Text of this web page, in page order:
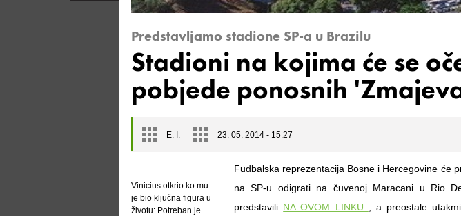
Predstavljamo stadione SP-a u Brazilu
Stadioni na kojima će se
pobjede ponosnih
E. I. 23. 05. 2014 - 15:27
Vinicius otkrio ko mu
je bio ključna figura u
životu: Potreban je
Fudbalska reprezentacija Bosne i Hercegovine će
na SP-u odigrati na čuvenoj Maracani u Rio
predstavili NA OVOM LINKU
, a preostale